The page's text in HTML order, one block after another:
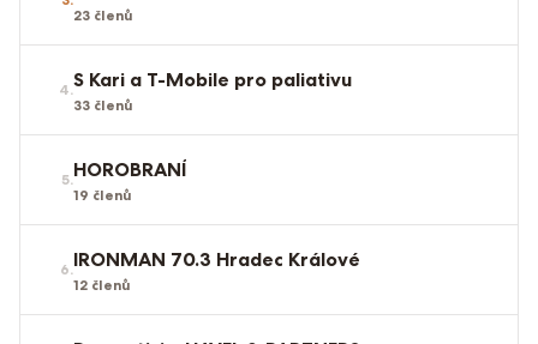
23 členů
4.S Kari a T-Mobile pro paliativu
33 členů
5.HOROBRANÍ
19 členů
6.IRONMAN 70.3 Hradec Králové
12 členů